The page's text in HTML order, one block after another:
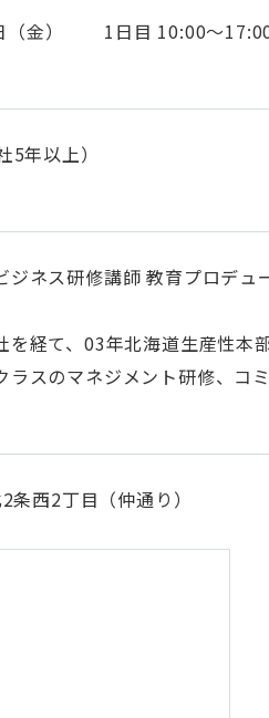
金）
1日目 10:00～
年以上）
ネス研修講師 教育プロデ
を経て、03年北海道生産性本
ラスのマネジメント研修、コ
西2丁目（仲通り）